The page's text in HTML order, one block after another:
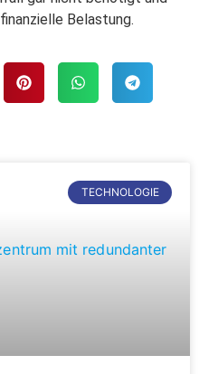
Belastung.
TECHNOLOGIE